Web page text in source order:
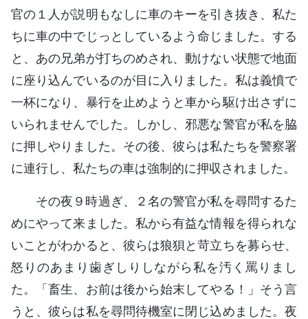
官の１人が説明もなしに車のキーを引き抜き、私た
ちに車の中でじっとしているよう命じました。する
と、あの兄弟が打ちのめされ、動けない状態で地面
に座り込んでいるのが目に入りました。私は義憤で
一杯になり、暴行を止めようと車から駆け出さずに
いられませんでした。しかし、邪悪な警官が私を脇
に押しやりました。その後、彼らは私たちを警察署
に連行し、私たちの車は強制的に押収されました。
その夜９時過ぎ、２名の警官が私を尋問するた
めにやって来ました。私から有益な情報を得られな
いことがわかると、彼らは狼狽と苛立ちを募らせ、
怒りのあまり歯ぎしりしながら私を汚く罵りまし
た。「畜生、お前は後から始末してやる！」そう言
うと、彼らは私を尋問待機室に閉じ込めました。夜